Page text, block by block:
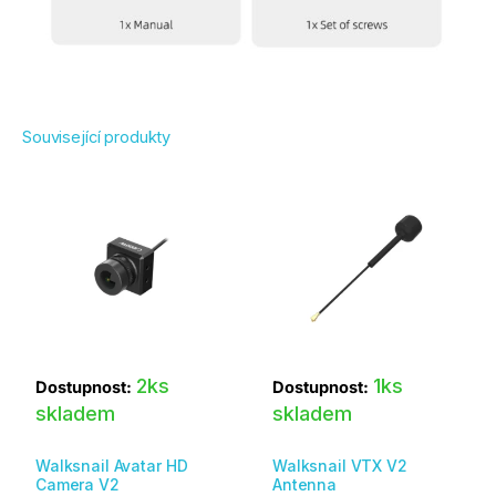
Související produkty
Dostupnost: 2ks
skladem
Walksnail Avatar HD
Camera V2
Dostupnost: 1ks
skladem
Walksnail VTX V2
Antenna